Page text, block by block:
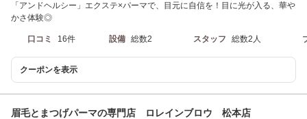
「アンドヘルシー」エクステ×パーマで、目元に自信を！目に光が入る、華や
かさ体験◎
口コミ 16件 設備 総数2 スタッフ 総数2人
クーポンを表示
眉毛とまつげパーマの専門店 ロレインブロウ 松本店